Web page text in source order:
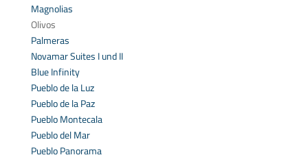
Magnolias
Olivos
Palmeras
Novamar Suites I und II
Blue Infinity
Pueblo de la Luz
Pueblo de la Paz
Pueblo Montecala
Pueblo del Mar
Pueblo Panorama